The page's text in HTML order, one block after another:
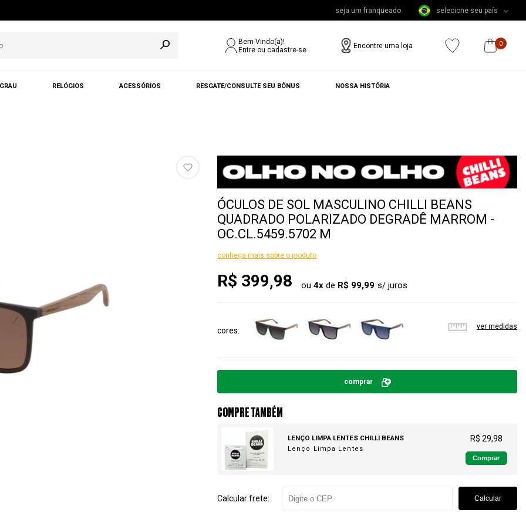
seja um franqueado selecione seu país
Bem-Vindo(a)!
Entre ou cadastre-se
Encontre uma loja 0
RELÓGIOS ACESSÓRIOS RESGATE/CONSULTE SEU BÔNUS NOSSA HISTÓRIA
ÓCULOS DE SOL MASCULINO CHILLI BEANS
QUADRADO POLARIZADO DEGRADÊ MARROM -
OC.CL.5459.5702 M
conheça mais sobre o produto
R$ 399,98 ou4x de R$ 99,99
cores ver medidas
comprar
COMPRE TAMBÉM
LENÇO LIMPA LENTES CHILLI BEANS
Lenço Limpa Lentes
R$ 29,98
Comprar
Calcular frete: Calcular